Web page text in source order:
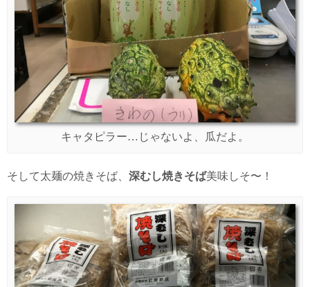
キャタピラー…じゃないよ、瓜だよ。
そして太麺の焼きそば、 深むし焼きそば美味しそ〜！